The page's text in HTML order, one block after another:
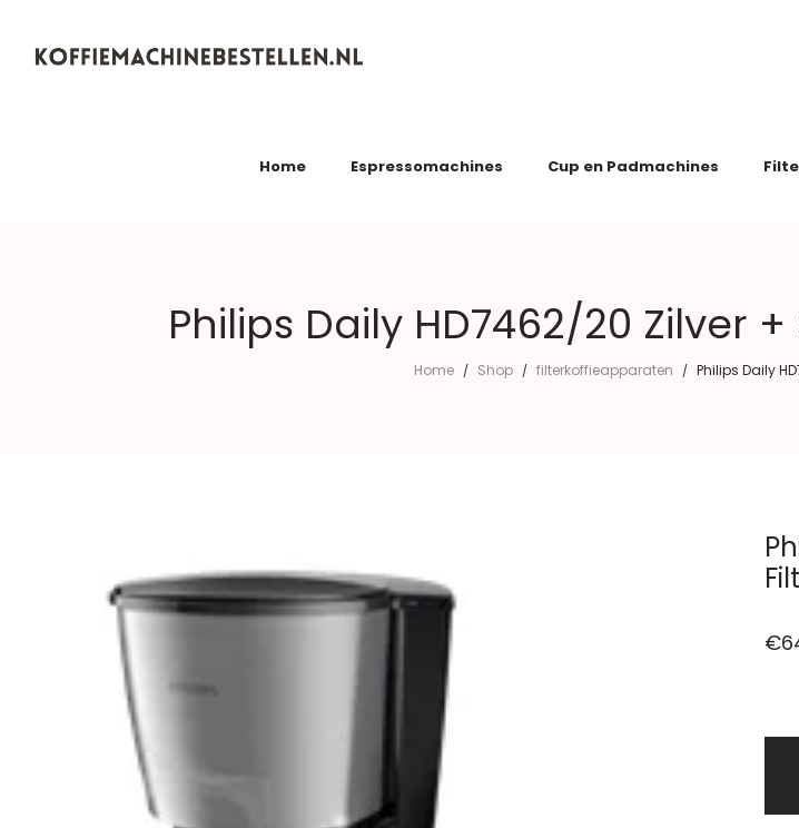
Home Espressomachines Cup en Padmachines
Philips Daily HD7462/20 Zilver
Home / Shop / filterkoffieapparaten / Philips Daily
€